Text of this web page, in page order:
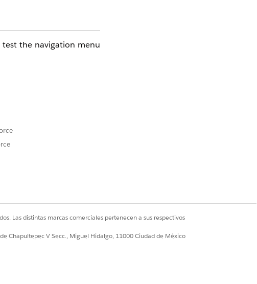
test the navigation menu
Las distintas marcas comerciales pertenecen a sus respectivos
Chapultepec V Secc., Miguel Hidalgo, 11000 Ciudad de México